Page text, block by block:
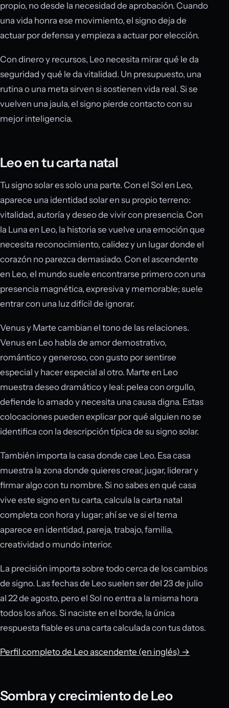
propio, no desde la necesidad de aprobación. Cuando
una vida honra ese movimiento, el signo deja de
actuar por defensa y empieza a actuar por elección.
Con dinero y recursos, Leo necesita mirar qué le da
seguridad y qué le da vitalidad. Un presupuesto, una
rutina o una meta sirven si sostienen vida real. Si se
vuelven una jaula, el signo pierde contacto con su
mejor inteligencia.
Leo en tu carta natal
Tu signo solar es solo una parte. Con el Sol en Leo,
aparece una identidad solar en su propio terreno:
vitalidad, autoría y deseo de vivir con presencia. Con
la Luna en Leo, la historia se vuelve una emoción que
necesita reconocimiento, calidez y un lugar donde el
corazón no parezca demasiado. Con el ascendente
en Leo, el mundo suele encontrarse primero con una
presencia magnética, expresiva y memorable; suele
entrar con una luz difícil de ignorar.
Venus y Marte cambian el tono de las relaciones.
Venus en Leo habla de amor demostrativo,
romántico y generoso, con gusto por sentirse
especial y hacer especial al otro. Marte en Leo
muestra deseo dramático y leal: pelea con orgullo,
defiende lo amado y necesita una causa digna. Estas
colocaciones pueden explicar por qué alguien no se
identifica con la descripción típica de su signo solar.
También importa la casa donde cae Leo. Esa casa
muestra la zona donde quieres crear, jugar, liderar y
firmar algo con tu nombre. Si no sabes en qué casa
vive este signo en tu carta, calcula la carta natal
completa con hora y lugar; ahí se ve si el tema
aparece en identidad, pareja, trabajo, familia,
creatividad o mundo interior.
La precisión importa sobre todo cerca de los cambios
de signo. Las fechas de Leo suelen ser del 23 de julio
al 22 de agosto, pero el Sol no entra a la misma hora
todos los años. Si naciste en el borde, la única
respuesta fiable es una carta calculada con tus datos.
Perfil completo de Leo ascendente (en inglés) →
Sombra y crecimiento de Leo